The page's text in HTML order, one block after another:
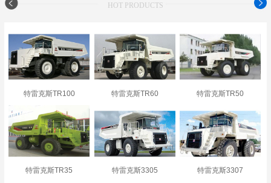
HOT PRODUCTS
特雷克斯TR100 特雷克斯TR60 特雷克斯TR50
特雷克斯TR35 特雷克斯3305 特雷克斯3307